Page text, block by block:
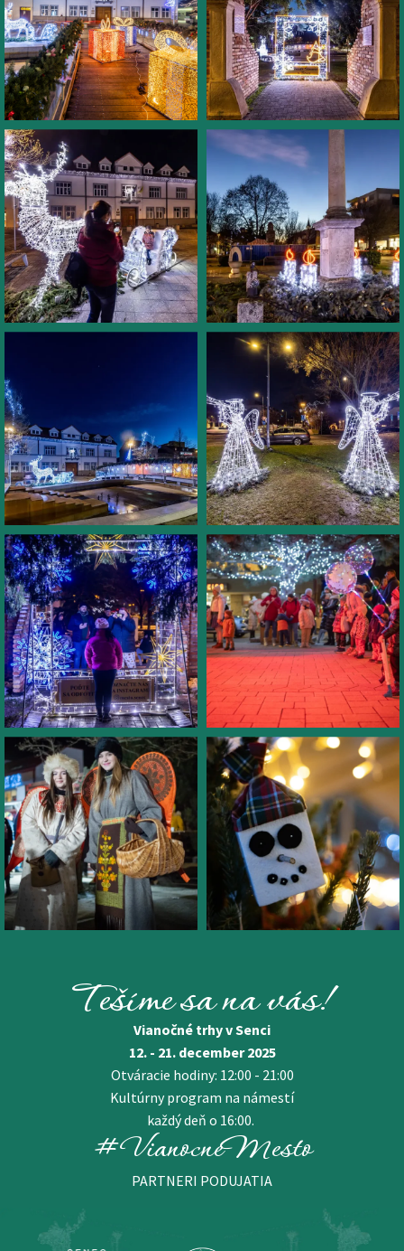
Tešíme sa na vás!
Vianočné trhy v Senci
12. - 21. december 2025
Otváracie hodiny: 12:00 - 21:00
Kultúrny program na námestí
každý deň o 16:00.
#VianocneMesto
PARTNERI PODUJATIA